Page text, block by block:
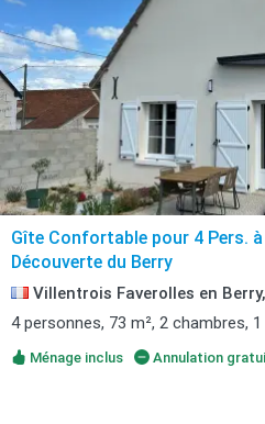
Gîte Confortable pour 4 Pers.
Découverte du Berry
Villentrois Faverolles en
4 personnes, 73 m², 2 chambres,
Ménage inclus Annulation